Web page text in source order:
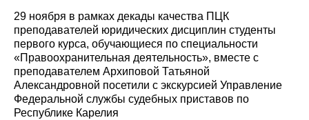
29 ноября в рамках декады качества ПЦК
преподавателей юридических дисциплин студенты
первого курса, обучающиеся по специальности
«Правоохранительная деятельность», вместе с
преподавателем Архиповой Татьяной
Александровной посетили с экскурсией Управление
Федеральной службы судебных приставов по
Республике Карелия